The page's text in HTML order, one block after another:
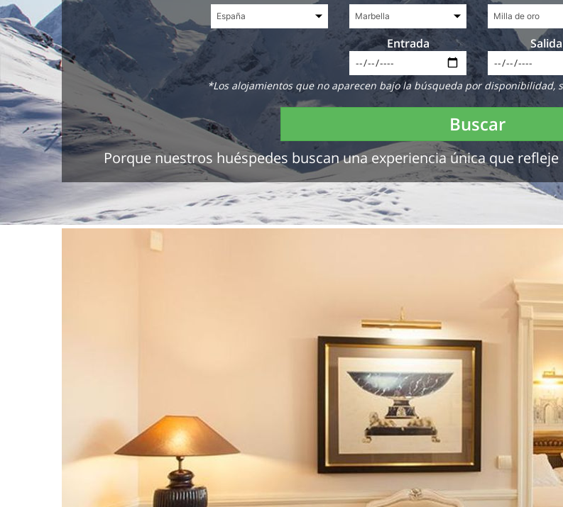
Entrada Salida
*Los alojamientos que no aparecen bajo la búsqueda por disponibilidad,
Buscar
Porque nuestros huéspedes buscan una experiencia única que